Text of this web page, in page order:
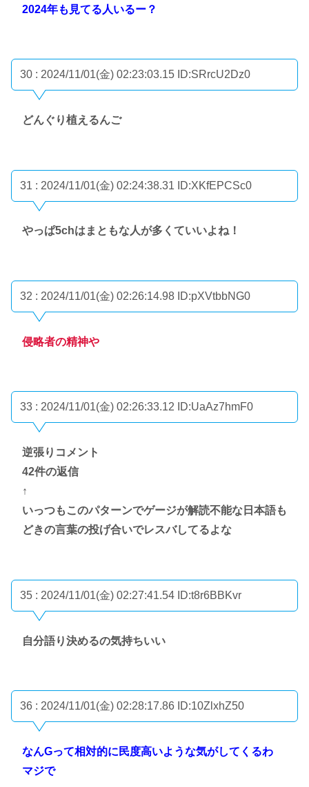
2024年も見てる人いるー？
30 : 2024/11/01(金) 02:23:03.15 ID:SRrcU2Dz0
どんぐり植えるんご
31 : 2024/11/01(金) 02:24:38.31 ID:XKfEPCSc0
やっぱ5chはまともな人が多くていいよね！
32 : 2024/11/01(金) 02:26:14.98 ID:pXVtbbNG0
侵略者の精神や
33 : 2024/11/01(金) 02:26:33.12 ID:UaAz7hmF0
逆張りコメント
42件の返信
↑
いっつもこのパターンでゲージが解読不能な日本語も
どきの言葉の投げ合いでレスバしてるよな
35 : 2024/11/01(金) 02:27:41.54 ID:t8r6BBKvr
自分語り決めるの気持ちいい
36 : 2024/11/01(金) 02:28:17.86 ID:10ZlxhZ50
なんGって相対的に民度高いような気がしてくるわ
マジで